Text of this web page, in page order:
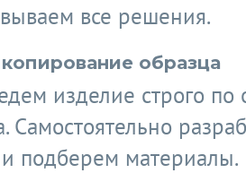
все решения.
образца
изделие строго по
Самостоятельно
подберем материалы.